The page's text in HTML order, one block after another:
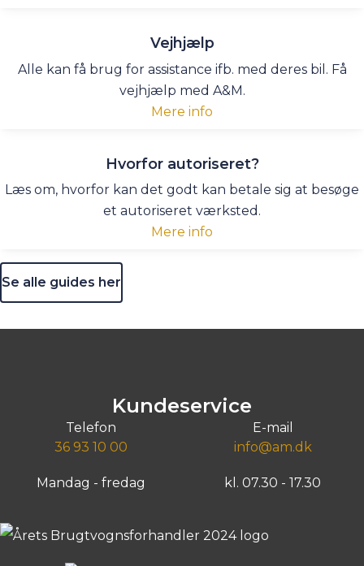
Vejhjælp
Alle kan få brug for assistance ifb. med deres bil. Få
vejhjælp med A&M.
Mere info
Hvorfor autoriseret?
Læs om, hvorfor kan det godt kan betale sig at besøge
et autoriseret værksted.
Mere info
Se alle guides her
Kundeservice
Telefon
36 93 10 00
E-mail
info@am.dk
Mandag - fredag kl. 07.30 - 17.30